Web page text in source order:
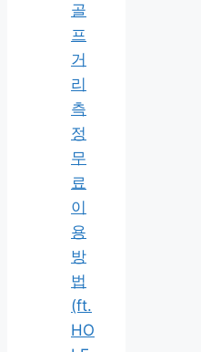
골
프
거
리
측
정
무
료
이
용
방
법
(ft.
HO